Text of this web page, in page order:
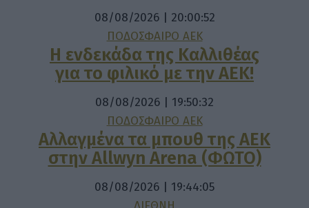
08/08/2026 | 20:00:52
ΠΟΔΟΣΦΑΙΡΟ ΑΕΚ
Η ενδεκάδα της Καλλιθέας
για το φιλικό με την ΑΕΚ!
08/08/2026 | 19:50:32
ΠΟΔΟΣΦΑΙΡΟ ΑΕΚ
Αλλαγμένα τα μπουθ της ΑΕΚ
στην Allwyn Arena (ΦΩΤΟ)
08/08/2026 | 19:44:05